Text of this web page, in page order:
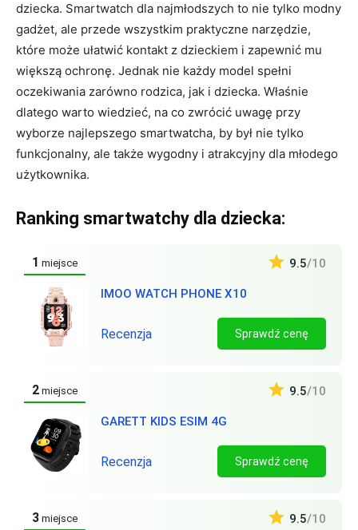
dziecka. Smartwatch dla najmłodszych to nie tylko modny
gadżet, ale przede wszystkim praktyczne narzędzie,
które może ułatwić kontakt z dzieckiem i zapewnić mu
większą ochronę. Jednak nie każdy model spełni
oczekiwania zarówno rodzica, jak i dziecka. Właśnie
dlatego warto wiedzieć, na co zwrócić uwagę przy
wyborze najlepszego smartwatcha, by był nie tylko
funkcjonalny, ale także wygodny i atrakcyjny dla młodego
użytkownika.
Ranking smartwatchy dla dziecka:
1 miejsce
IMOO WATCH PHONE X10
9.5/10
Recenzja Sprawdź cenę
2 miejsce
GARETT KIDS ESIM 4G
9.5/10
Recenzja Sprawdź cenę
3 miejsce 9.5/10